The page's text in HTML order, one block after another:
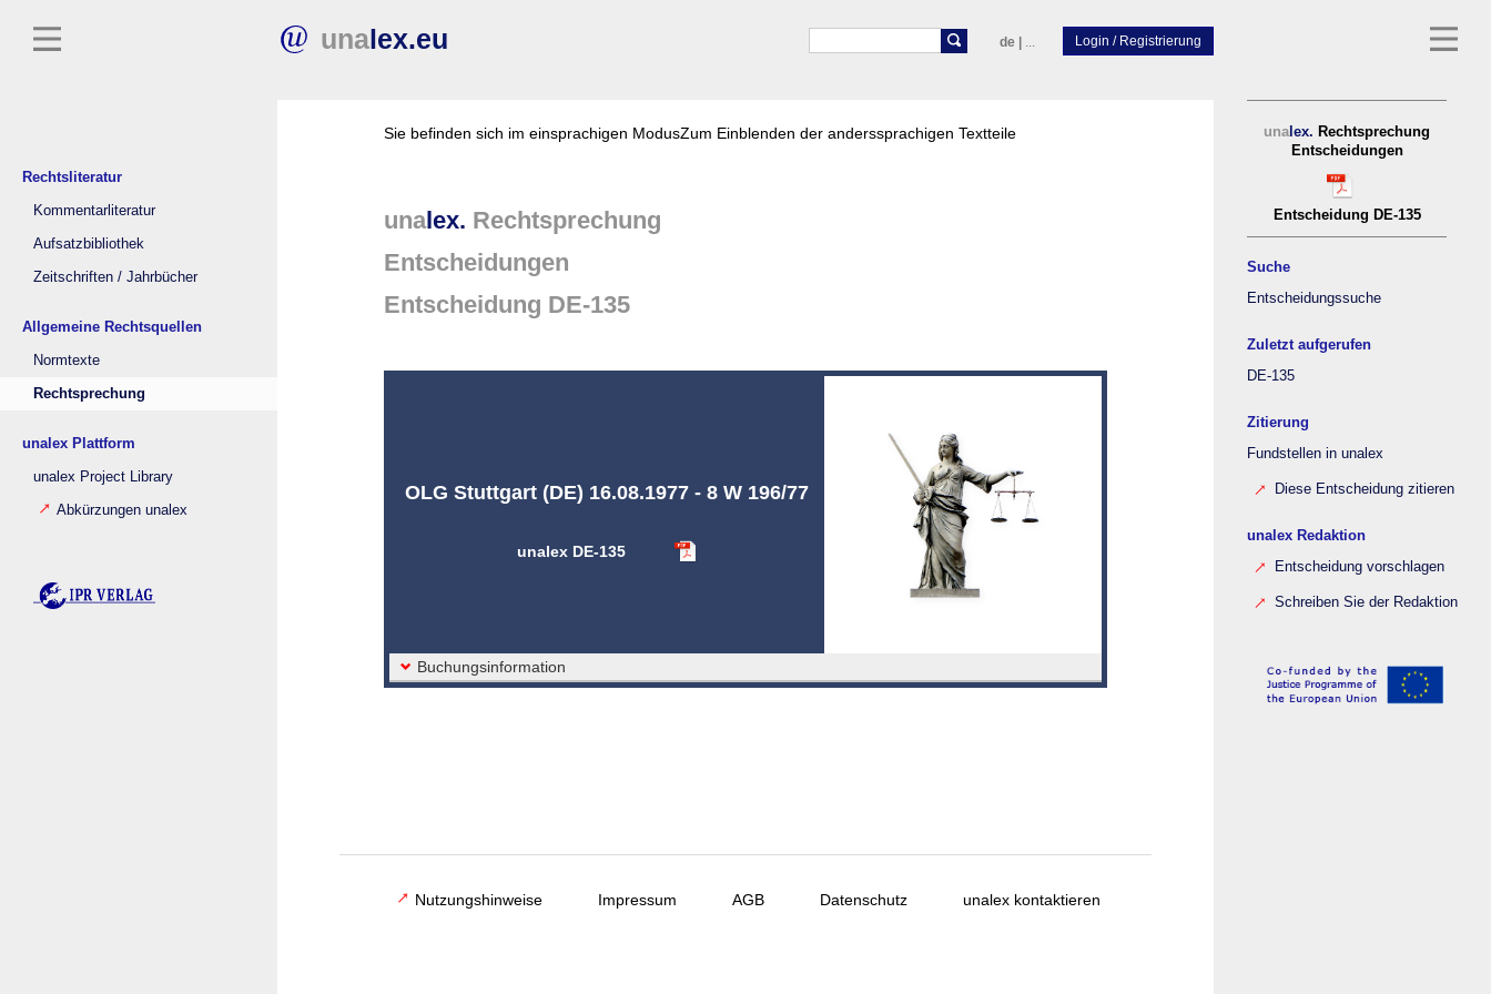
unalex.eu de |
Rechtsliteratur
Kommentarliteratur
Aufsatzbibliothek
Zeitschriften / Jahrbücher
Allgemeine Rechtsquellen
Normtexte
Rechtsprechung
unalex Plattform
unalex Project Library
Abkürzungen unalex
una lex. Rechtsprechung
Entscheidungen
Entscheidung DE-135
Suche
Entscheidungssuche
Zuletzt aufgerufen
DE-135
Zitierung
Fundstellen in unalex
Diese Entscheidung zitieren
unalex Redaktion
Entscheidung vorschlagen
Schreiben Sie der Redaktion
Sie befinden sich im einsprachigen ModusZum Einblenden der anderssprachigen Textteile
unalex. Rechtsprechung
Entscheidungen
Entscheidung DE-135
OLG Stuttgart (DE) 16.08.1977 - 8 W 196/77
unalex DE-135
Buchungsinformation
Nutzungshinweise Impressum AGB Datenschutz unalex kontaktieren